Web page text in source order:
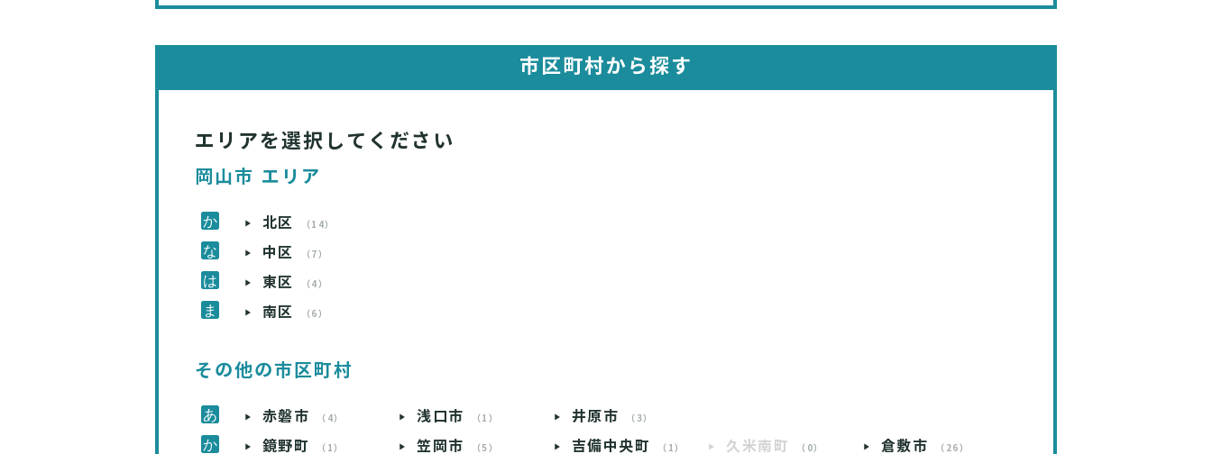
市区町村から探す
エリアを選択してください
岡山市 エリア
北区 （14）
中区 （7）
東区 （4）
南区 （6）
その他の市区町村
赤磐市 （4） 浅口市 （1） 井原市 （3）
鏡野町 （1） 笠岡市 （5） 吉備中央町 （1） 久米南町 （0） 倉敷市 （26）